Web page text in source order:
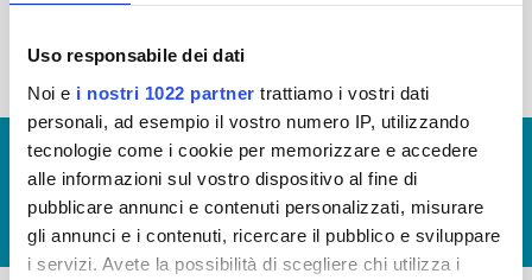
Uso responsabile dei dati
Noi e i nostri 1022 partner trattiamo i vostri dati
personali, ad esempio il vostro numero IP, utilizzando
tecnologie come i cookie per memorizzare e accedere
alle informazioni sul vostro dispositivo al fine di
pubblicare annunci e contenuti personalizzati, misurare
gli annunci e i contenuti, ricercare il pubblico e sviluppare
i servizi. Avete la possibilità di scegliere chi utilizza i
© Copyright 2017 - 2026
GLOSSARIO
GIUDICA IL SERVIZIO
LAVORA CON NOI